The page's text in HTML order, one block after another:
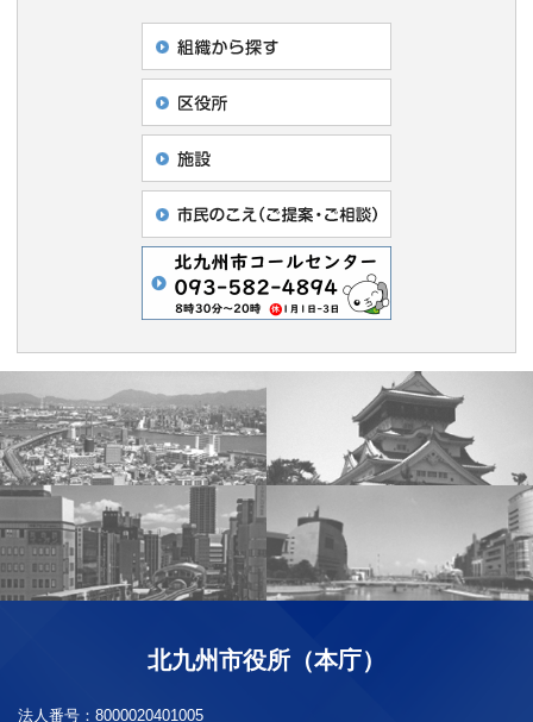
北九州市役所（本庁）
法人番号： 8000020401005